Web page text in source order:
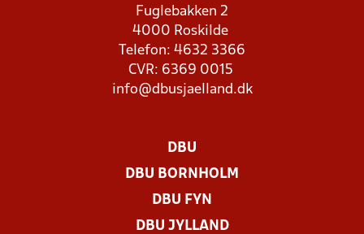
Fuglebakken 2
4000 Roskilde
Telefon: 4632 3366
CVR: 6369 0015
info@dbusjaelland.dk
DBU
DBU BORNHOLM
DBU FYN
DBU JYLLAND